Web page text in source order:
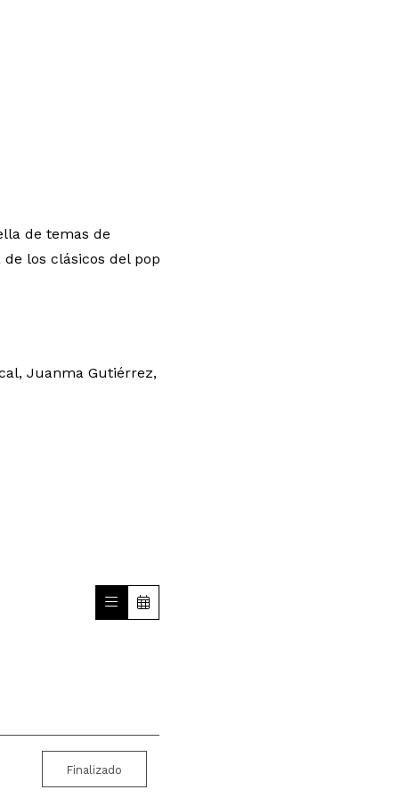
de temas de
los clásicos del pop
Juanma Gutiérrez,
Finalizado